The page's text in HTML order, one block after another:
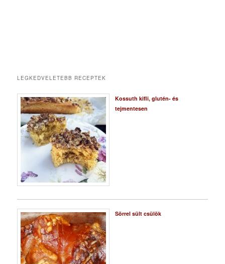
LEGKEDVELETEBB RECEPTEK
Kossuth kifli, glutén- és
tejmentesen
Sörrel sült csülök